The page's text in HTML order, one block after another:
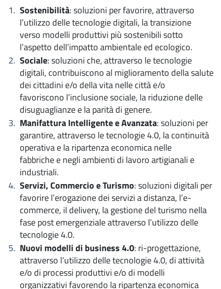
Sostenibilità: soluzioni per favorire, attraverso
l’utilizzo delle tecnologie digitali, la transizione
verso modelli produttivi più sostenibili sotto
l’aspetto dell’impatto ambientale ed ecologico.
Sociale: soluzioni che, attraverso le tecnologie
digitali, contribuiscono al miglioramento della salute
dei cittadini e/o della vita nelle città e/o
favoriscono l’inclusione sociale, la riduzione delle
disuguaglianze e la parità di genere.
Manifattura Intelligente e Avanzata: soluzioni per
garantire, attraverso le tecnologie 4.0, la continuità
operativa e la ripartenza economica nelle
fabbriche e negli ambienti di lavoro artigianali e
industriali.
Servizi, Commercio e Turismo: soluzioni digitali per
favorire l’erogazione dei servizi a distanza, l’e-
commerce, il delivery, la gestione del turismo nella
fase post emergenziale attraverso l’utilizzo delle
tecnologie 4.0.
Nuovi modelli di business 4.0: ri-progettazione,
attraverso l’utilizzo delle tecnologie 4.0, di attività
e/o di processi produttivi e/o di modelli
organizzativi favorendo la ripartenza economica